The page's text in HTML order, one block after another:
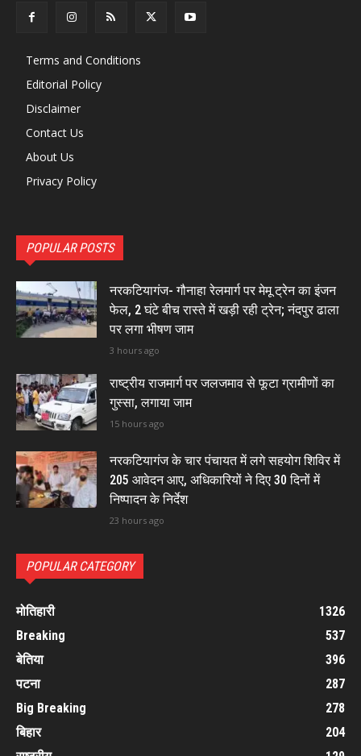
Terms and Conditions
Editorial Policy
Disclaimer
Contact Us
About Us
Privacy Policy
POPULAR POSTS
नरकटियागंज- गौनाहा रेलमार्ग पर मेमू ट्रेन का इंजन
फेल, 2 घंटे बीच रास्ते में खड़ी रही ट्रेन; नंदपुर ढाला
पर लगा भीषण जाम
3 hours ago
राष्ट्रीय राजमार्ग पर जलजमाव से फूटा ग्रामीणों का
गुस्सा, लगाया जाम
15 hours ago
नरकटियागंज के चार पंचायत में लगे सहयोग शिविर में
205 आवेदन आए, अधिकारियों ने दिए 30 दिनों में
निष्पादन के निर्देश
23 hours ago
POPULAR CATEGORY
मोतिहारी
1326
Breaking
537
बेतिया
396
पटना
287
Big Breaking
278
बिहार
204